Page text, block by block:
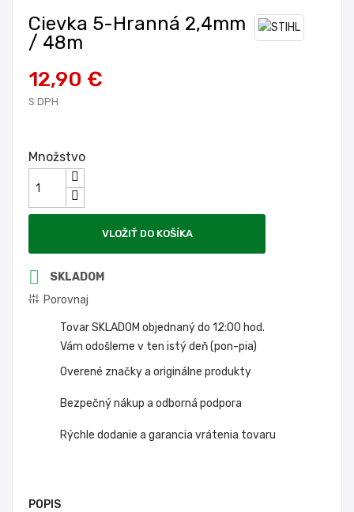
Cievka 5-Hranná 2,4mm
/ 48m
12,90 €
S DPH
Množstvo
VLOŽIŤ DO KOŠÍKA

SKLADOM
Porovnaj
Tovar SKLADOM objednaný do 12:00 hod.
Vám odošleme v ten istý deň (pon-pia)
Overené značky a originálne produkty
Bezpečný nákup a odborná podpora
Rýchle dodanie a garancia vrátenia tovaru
POPIS